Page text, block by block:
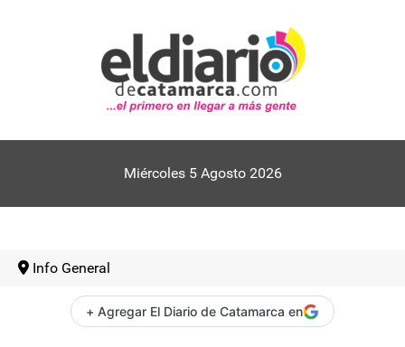
Miércoles 5 Agosto 2026
Info General
+ Agregar El Diario de Catamarca en